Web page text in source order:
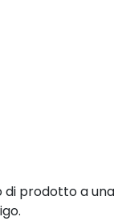
prodotto a